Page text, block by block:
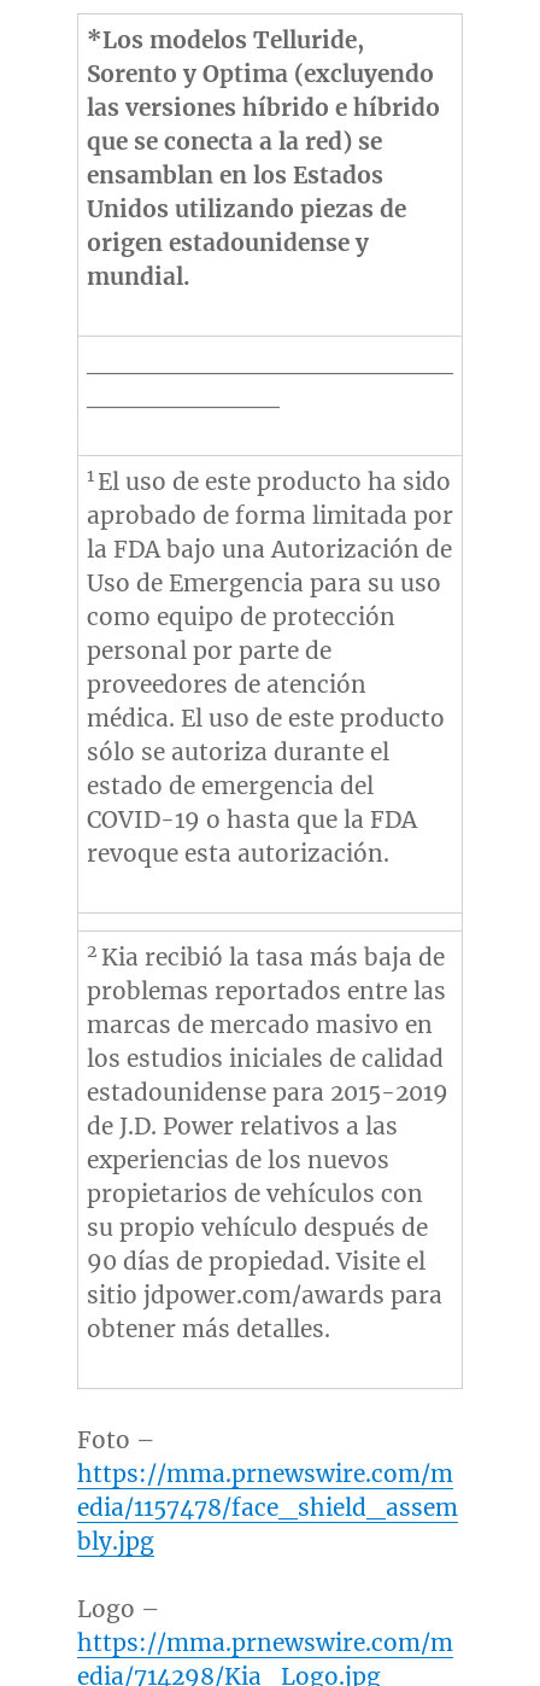
*Los modelos Telluride,
Sorento y Optima (excluyendo
las versiones híbrido e híbrido
que se conecta a la red) se
ensamblan en los Estados
Unidos utilizando piezas de
origen estadounidense y
mundial.
1 El uso de este producto ha sido
aprobado de forma limitada por
la FDA bajo una Autorización de
Uso de Emergencia para su uso
como equipo de protección
personal por parte de
proveedores de atención
médica. El uso de este producto
sólo se autoriza durante el
estado de emergencia del
COVID-19 o hasta que la FDA
revoque esta autorización.
2 Kia recibió la tasa más baja de
problemas reportados entre las
marcas de mercado masivo en
los estudios iniciales de calidad
estadounidense para 2015-2019
de J.D. Power relativos a las
experiencias de los nuevos
propietarios de vehículos con
su propio vehículo después de
90 días de propiedad. Visite el
sitio jdpower.com/awards para
obtener más detalles.
Foto –
https://mma.prnewswire.com/m
edia/1157478/face_shield_assem
bly.jpg
Logo –
https://mma.prnewswire.com/m
edia/714298/Kia_Logo.jpg